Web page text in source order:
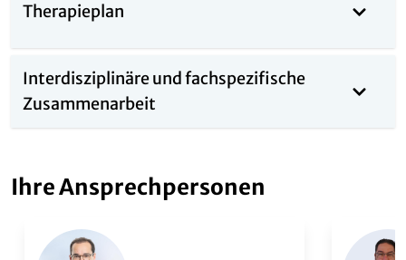
Therapieplan
Interdisziplinäre und fachspezifische
Zusammenarbeit
Ihre Ansprechpersonen